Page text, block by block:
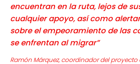
encuentran en la ruta, lejos de
cualquier apoyo, así como
sobre el empeoramiento de las
se enfrentan al migrar”
Ramón Márquez, coordinador del proyecto